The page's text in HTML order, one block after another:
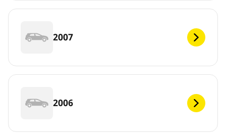
2007
2006